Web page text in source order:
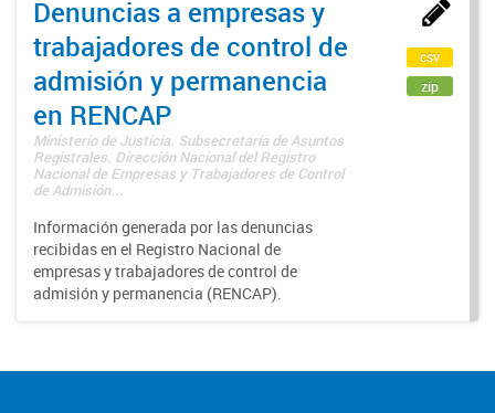
Denuncias a empresas y
trabajadores de control de
admisión y permanencia
en RENCAP
Ministerio de Justicia. Subsecretaría de Asuntos
Registrales. Dirección Nacional del Registro
Nacional de Empresas y Trabajadores de Control
de Admisión...
Información generada por las denuncias
recibidas en el Registro Nacional de
empresas y trabajadores de control de
admisión y permanencia (RENCAP).
csv
zip